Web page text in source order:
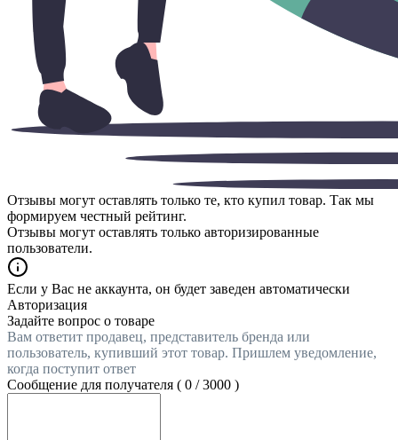
Отзывы могут оставлять только те, кто купил товар. Так мы
формируем честный рейтинг.
Отзывы могут оставлять только авторизированные
пользователи.
Если у Вас не аккаунта, он будет заведен автоматически
Авторизация
Задайте вопрос о товаре
Вам ответит продавец, представитель бренда или
пользователь, купивший этот товар. Пришлем уведомление,
когда поступит ответ
Сообщение для получателя ( 0 /3000 )